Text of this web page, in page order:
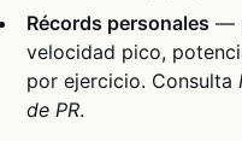
Récords personales —
velocidad pico,
por ejercicio. Consulta
de PR.